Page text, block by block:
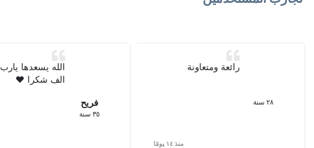
٢٨ سنة
رائعة ومتعاونة
منذ ١٤ يومًا
فريح
٣٥ سنة
الله يسعدها
الف شكرا ❤️